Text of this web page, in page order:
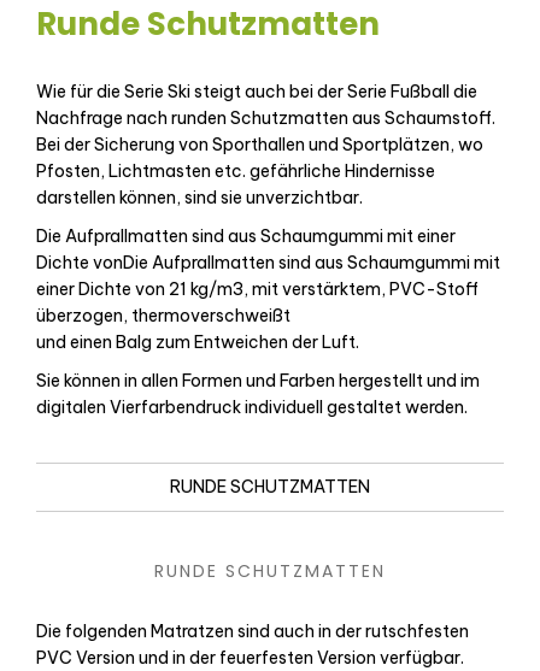
Runde Schutzmatten
Wie für die Serie Ski steigt auch bei der Serie Fußball die
Nachfrage nach runden Schutzmatten aus Schaumstoff.
Bei der Sicherung von Sporthallen und Sportplätzen, wo
Pfosten, Lichtmasten etc. gefährliche Hindernisse
darstellen können, sind sie unverzichtbar.
Die Aufprallmatten sind aus Schaumgummi mit einer
Dichte vonDie Aufprallmatten sind aus Schaumgummi mit
einer Dichte von 21 kg/m3, mit verstärktem, PVC-Stoff
überzogen, thermoverschweißt
und einen Balg zum Entweichen der Luft.
Sie können in allen Formen und Farben hergestellt und im
digitalen Vierfarbendruck individuell gestaltet werden.
RUNDE SCHUTZMATTEN
RUNDE SCHUTZMATTEN
Die folgenden Matratzen sind auch in der rutschfesten
PVC Version und in der feuerfesten Version verfügbar.